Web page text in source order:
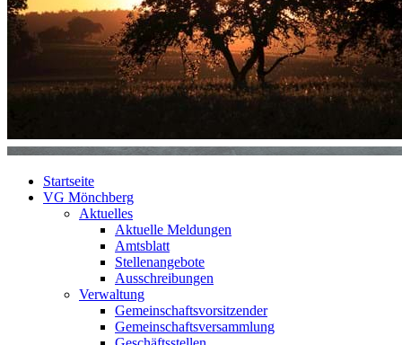
Startseite
VG Mönchberg
Aktuelles
Aktuelle Meldungen
Amtsblatt
Stellenangebote
Ausschreibungen
Verwaltung
Gemeinschaftsvorsitzender
Gemeinschaftsversammlung